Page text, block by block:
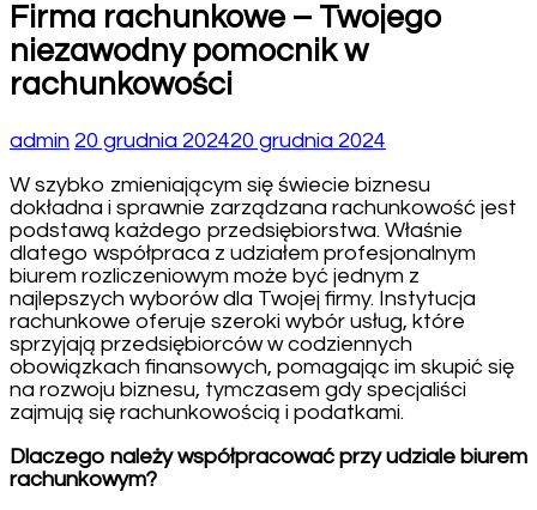
Firma rachunkowe – Twojego
niezawodny pomocnik w
rachunkowości
admin 20 grudnia 202420 grudnia 2024
W szybko zmieniającym się świecie biznesu
dokładna i sprawnie zarządzana rachunkowość jest
podstawą każdego przedsiębiorstwa. Właśnie
dlatego współpraca z udziałem profesjonalnym
biurem rozliczeniowym może być jednym z
najlepszych wyborów dla Twojej firmy. Instytucja
rachunkowe oferuje szeroki wybór usług, które
sprzyjają przedsiębiorców w codziennych
obowiązkach finansowych, pomagając im skupić się
na rozwoju biznesu, tymczasem gdy specjaliści
zajmują się rachunkowością i podatkami.
Dlaczego należy współpracować przy udziale biurem
rachunkowym?